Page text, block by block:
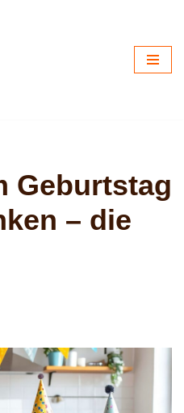
Geburtstag
– die